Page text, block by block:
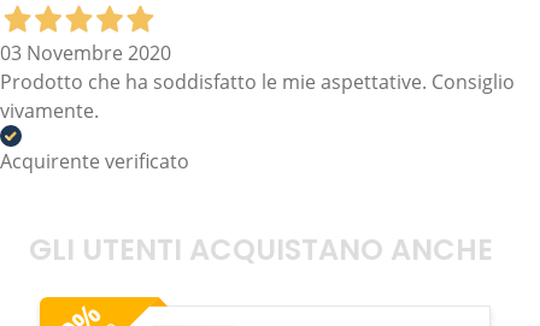
03 Novembre 2020
Prodotto che ha soddisfatto le mie aspettative. Consiglio
vivamente.
Acquirente verificato
GLI UTENTI ACQUISTANO ANCHE
%